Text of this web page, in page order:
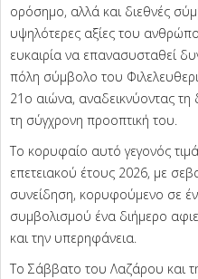
ορόσημο, αλλά και διεθνές
υψηλότερες αξίες του
ευκαιρία να επανασυσταθεί
πόλη σύμβολο του
21ο αιώνα, αναδεικνύοντας τη
τη σύγχρονη προοπτική του.
Το κορυφαίο αυτό γεγονός
επετειακού έτους 2026, με
συνείδηση, κορυφούμενο σε
συμβολισμού ένα διήμερο
και την υπερηφάνεια.
Το Σάββατο του Λαζάρου και